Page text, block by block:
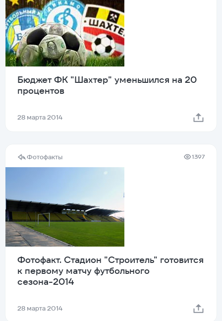
Бюджет ФК "Шахтер" уменьшился на 20
процентов
28 марта 2014
Фотофакты 1397
Фотофакт. Стадион "Строитель" готовится
к первому матчу футбольного
сезона-2014
28 марта 2014